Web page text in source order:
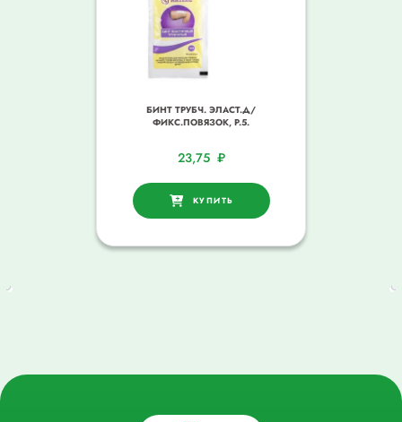
БИНТ ТРУБЧ. ЭЛАСТ.Д/
ФИКС.ПОВЯЗОК, Р.5.
23,75 ₽
КУПИТЬ